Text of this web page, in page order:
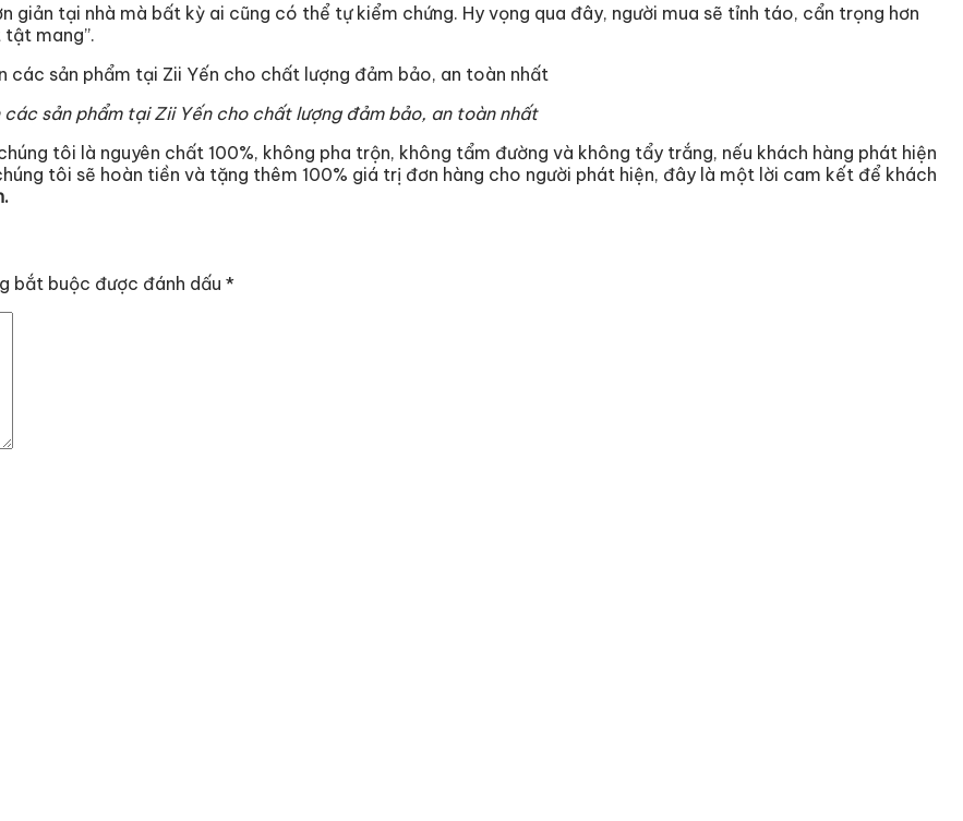
giản tại nhà mà bất kỳ ai cũng có thể tự kiểm chứng. Hy vọng qua đây, người mua sẽ tỉnh táo, cẩn trọng hơn
mang”.
các sản phẩm tại Zii Yến cho chất lượng đảm bảo, an toàn nhất
tôi là nguyên chất 100%, không pha trộn, không tẩm đường và không tẩy trắng, nếu khách hàng phát hiện
tôi sẽ hoàn tiền và tặng thêm 100% giá trị đơn hàng cho người phát hiện, đây là một lời cam kết để khách
bắt buộc được đánh dấu *